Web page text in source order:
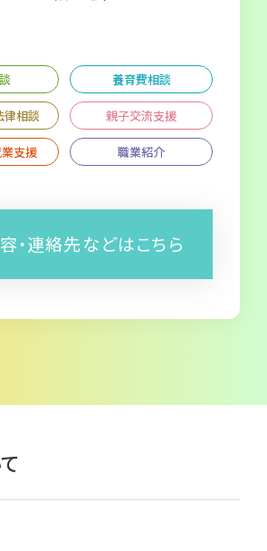
養育費相談
律相談 親子交流支援
業支援 職業紹介
・連絡先などはこちら